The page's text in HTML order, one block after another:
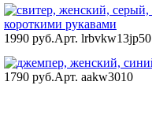
1990 руб.Арт. lrbvkw13jp50
1790 руб.Арт. aakw3010